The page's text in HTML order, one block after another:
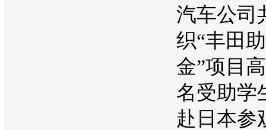
汽车公司
织“丰田
金”项目
名受助学
赴日本参